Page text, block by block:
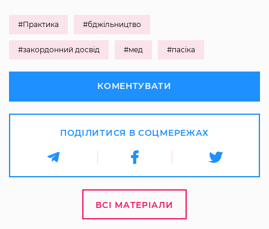
#Практика #бджільництво
#закордонний досвід #мед #пасіка
КОМЕНТУВАТИ
ПОДІЛИТИСЯ В СОЦМЕРЕЖАХ
ВСІ МАТЕРІАЛИ